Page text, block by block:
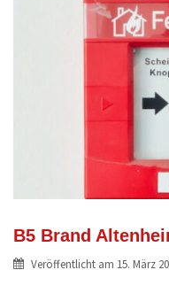
B5 Brand
Veröffentlicht am 15. März